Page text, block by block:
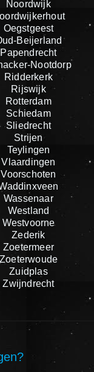
Noordwijk
Oegstgeest
Beijerland
Papendrecht
Nootdorp
Ridderkerk
Rijswijk
Rotterdam
Schiedam
Sliedrecht
Strijen
Teylingen
Vlaardingen
Voorschoten
Wassenaar
Westland
Westvoorne
Zederik
Zoetermeer
Zoeterwoude
Zuidplas
Zwijndrecht